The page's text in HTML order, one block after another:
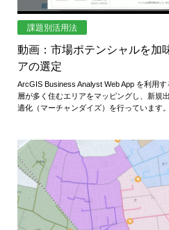
課題別活用法
動画：市場ポテンシャルを加
アの選定
ArcGIS Business Analyst Web App を利用
層が多く住むエリアをマッピングし、新規
適化（マーチャンダイズ）を行っています